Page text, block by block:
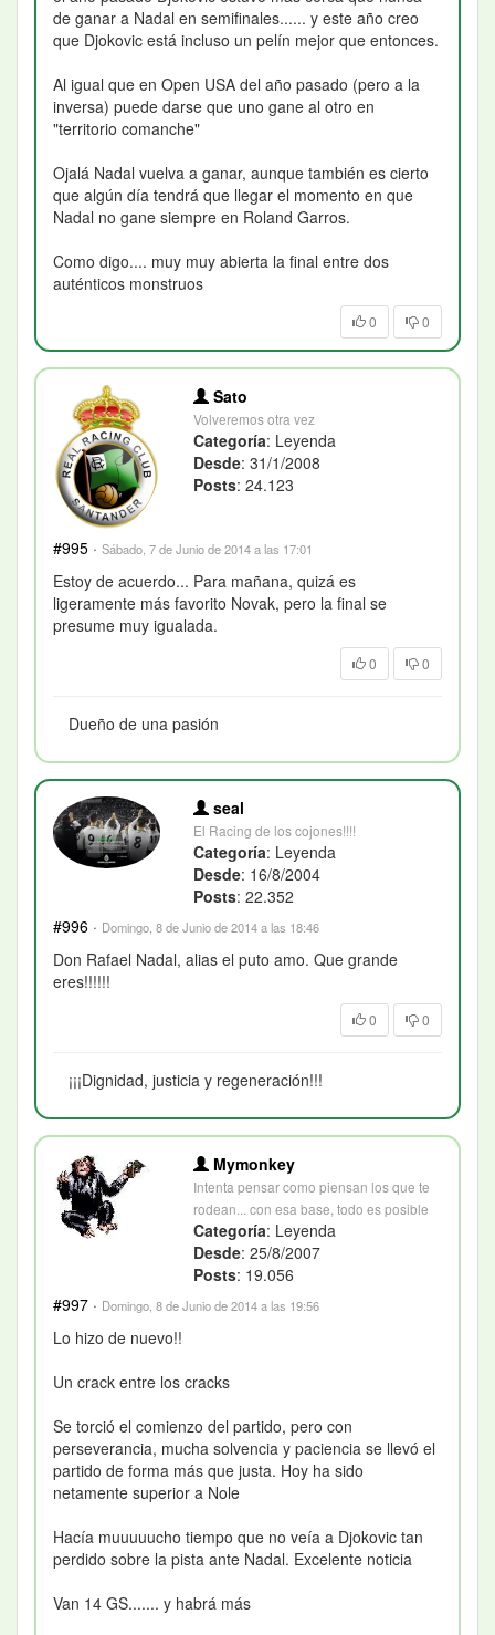
de ganar a Nadal en semifinales...... y este año creo
que Djokovic está incluso un pelín mejor que entonces.
Al igual que en Open USA del año pasado (pero a la
inversa) puede darse que uno gane al otro en
"territorio comanche"
Ojalá Nadal vuelva a ganar, aunque también es cierto
que algún día tendrá que llegar el momento en que
Nadal no gane siempre en Roland Garros.
Como digo.... muy muy abierta la final entre dos
auténticos monstruos
0 0
Sato
Volveremos otra vez
Categoría: Leyenda
Desde: 31/1/2008
Posts: 24.123
#995 · Sábado, 7 de Junio de 2014 a las 17:01
Estoy de acuerdo... Para mañana, quizá es
ligeramente más favorito Novak, pero la final se
presume muy igualada.
0 0
Dueño de una pasión
seal
El Racing de los cojones!!!!
Categoría: Leyenda
Desde: 16/8/2004
Posts: 22.352
#996 · Domingo, 8 de Junio de 2014 a las 18:46
Don Rafael Nadal, alias el puto amo. Que grande
eres!!!!!!
0 0
¡¡¡Dignidad, justicia y regeneración!!!
Mymonkey
Intenta pensar como piensan los que te
rodean... con esa base, todo es posible
Categoría: Leyenda
Desde: 25/8/2007
Posts: 19.056
#997 · Domingo, 8 de Junio de 2014 a las 19:56
Lo hizo de nuevo!!
Un crack entre los cracks
Se torció el comienzo del partido, pero con
perseverancia, mucha solvencia y paciencia se llevó el
partido de forma más que justa. Hoy ha sido
netamente superior a Nole
Hacía muuuuucho tiempo que no veía a Djokovic tan
perdido sobre la pista ante Nadal. Excelente noticia
Van 14 GS....... y habrá más